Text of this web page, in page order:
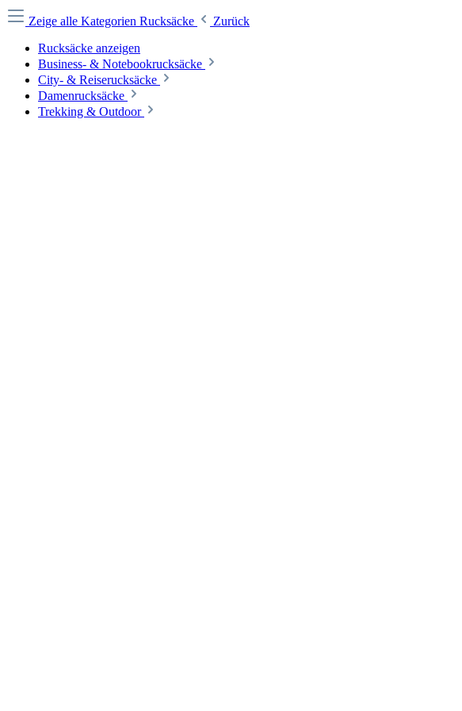
Zeige alle Kategorien Rucksäcke
Zurück
Rucksäcke anzeigen
Business- & Notebookrucksäcke
City- & Reiserucksäcke
Damenrucksäcke
Trekking & Outdoor